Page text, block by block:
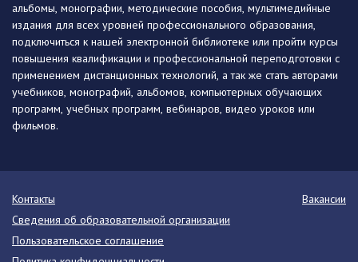
альбомы, монографии, методические пособия, мультимедийные
издания для всех уровней профессионального образования,
подключиться к нашей электронной библиотеке или пройти курсы
повышения квалификации и профессиональной переподготовки с
применением дистанционных технологий, а так же стать авторами
учебников, монографий, альбомов, компьютерных обучающих
программ, учебных программ, вебинаров, видео уроков или
фильмов.
Контакты
Вакансии
Сведения об образовательной организации
Пользовательское соглашение